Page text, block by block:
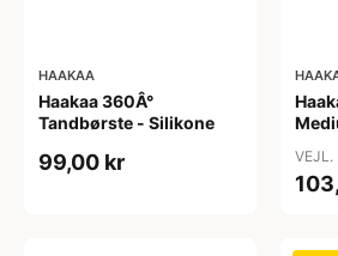
HAAKAA
Haakaa 360Â°
Tandbørste - Silikone
99,00 kr VEJL.